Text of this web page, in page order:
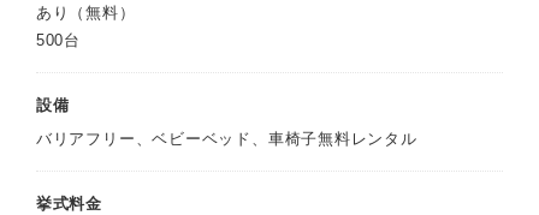
あり（無料）
500台
設備
バリアフリー、ベビーベッド、車椅子無料レンタル
挙式料金